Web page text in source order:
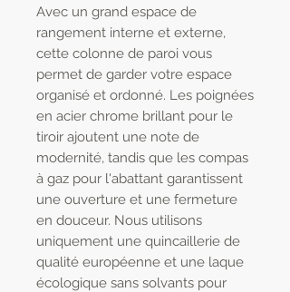
Avec un grand espace de
rangement interne et externe,
cette colonne de paroi vous
permet de garder votre espace
organisé et ordonné. Les poignées
en acier chrome brillant pour le
tiroir ajoutent une note de
modernité, tandis que les compas
à gaz pour l'abattant garantissent
une ouverture et une fermeture
en douceur. Nous utilisons
uniquement une quincaillerie de
qualité européenne et une laque
écologique sans solvants pour